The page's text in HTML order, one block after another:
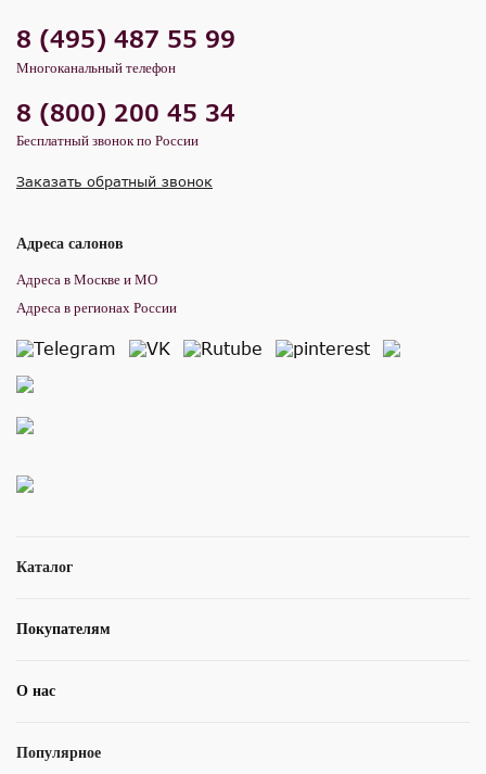
Каталог
Покупателям
О нас
Популярное
8 (495) 487 55 99
Многоканальный телефон
8 (800) 200 45 34
Бесплатный звонок по России
Заказать обратный звонок
Адреса салонов
Адреса в Москве и МО
Адреса в регионах России